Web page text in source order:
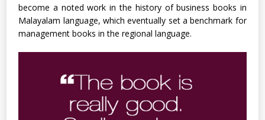
become a noted work in the history of business books in
Malayalam language, which eventually set a benchmark for
management books in the regional language.